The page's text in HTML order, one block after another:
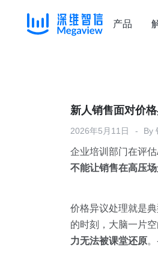
产品
新人销售面对价
2026年5月11日 By
企业培训部门在评
不能让销售在高压
价格异议处理就是
的时刻，大脑一片
力无法被课堂还原